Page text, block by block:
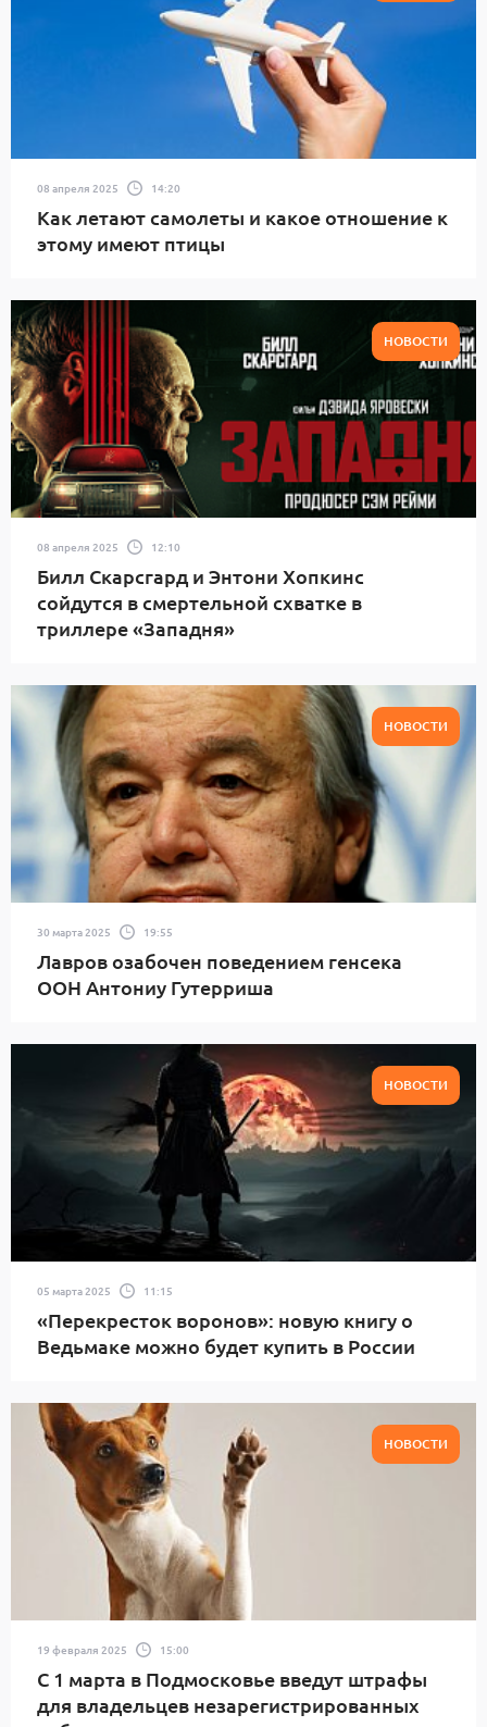
08 апреля 2025 14:20
Как летают самолеты и какое отношение к
этому имеют птицы
НОВОСТИ
08 апреля 2025 12:10
Билл Скарсгард и Энтони Хопкинс
сойдутся в смертельной схватке в
триллере «Западня»
НОВОСТИ
30 марта 2025 19:55
Лавров озабочен поведением генсека
ООН Антониу Гутерриша
НОВОСТИ
05 марта 2025 11:15
«Перекресток воронов»: новую книгу о
Ведьмаке можно будет купить в России
НОВОСТИ
19 февраля 2025 15:00
С 1 марта в Подмосковье введут штрафы
для владельцев незарегистрированных